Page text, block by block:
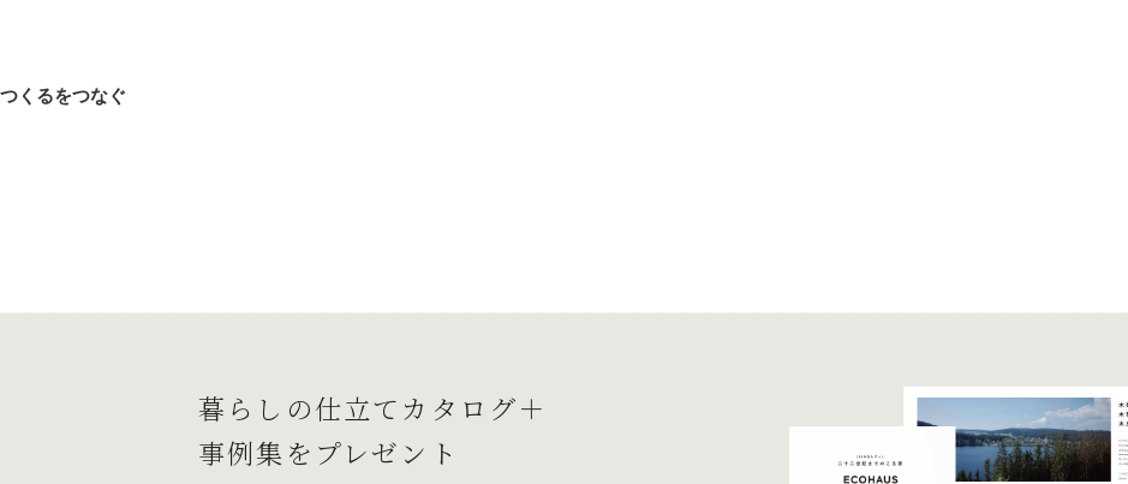
投
前
つくるをつなぐ
暮らしの仕立てカタログ＋
事例集をプレゼント